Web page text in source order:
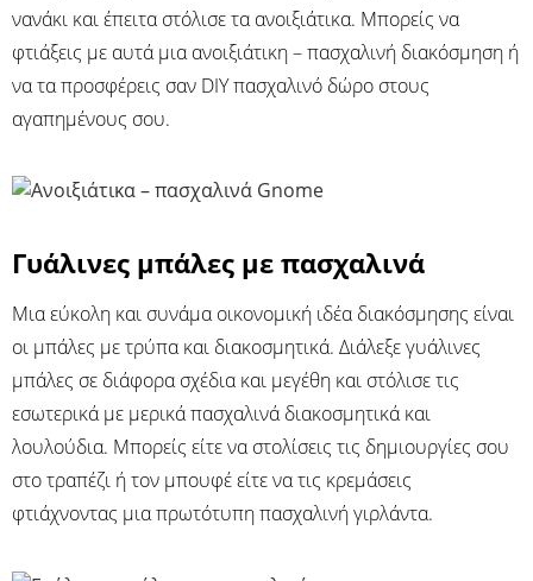
νανάκι και έπειτα στόλισε τα ανοιξιάτικα. Μπορείς να
φτιάξεις με αυτά μια ανοιξιάτικη – πασχαλινή διακόσμηση ή
να τα προσφέρεις σαν DIY πασχαλινό δώρο στους
αγαπημένους σου.
Γυάλινες μπάλες με πασχαλινά
Μια εύκολη και συνάμα οικονομική ιδέα διακόσμησης είναι
οι μπάλες με τρύπα και διακοσμητικά. Διάλεξε γυάλινες
μπάλες σε διάφορα σχέδια και μεγέθη και στόλισε τις
εσωτερικά με μερικά πασχαλινά διακοσμητικά και
λουλούδια. Μπορείς είτε να στολίσεις τις δημιουργίες σου
στο τραπέζι ή τον μπουφέ είτε να τις κρεμάσεις
φτιάχνοντας μια πρωτότυπη πασχαλινή γιρλάντα.